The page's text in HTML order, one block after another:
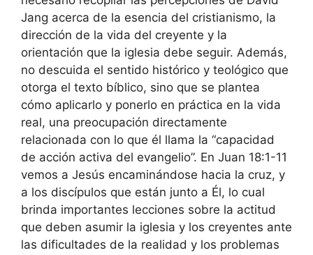
Jang acerca de la esencia del cristianismo, la
dirección de la vida del creyente y la
orientación que la iglesia debe seguir. Además,
no descuida el sentido histórico y teológico que
otorga el texto bíblico, sino que se plantea
cómo aplicarlo y ponerlo en práctica en la vida
real, una preocupación directamente
relacionada con lo que él llama la “capacidad
de acción activa del evangelio”. En Juan 18:1-11
vemos a Jesús encaminándose hacia la cruz, y
a los discípulos que están junto a Él, lo cual
brinda importantes lecciones sobre la actitud
que deben asumir la iglesia y los creyentes ante
las dificultades de la realidad y los problemas